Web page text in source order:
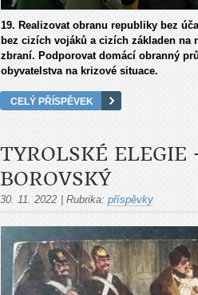
19. Realizovat obranu republiky bez
bez cizích vojáků a cizích základen na
zbraní. Podporovat domácí obranný
obyvatelstva na krizové situace.
CELÝ PŘÍSPĚVEK
TYROLSKÉ
BOROVSKÝ
30. 11. 2022 Rubrika: příspěvky